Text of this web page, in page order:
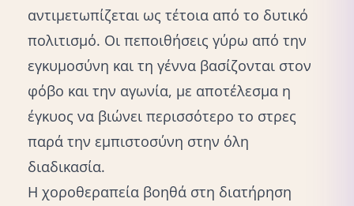
αντιμετωπίζεται ως τέτοια από το δυτικό
πολιτισμό. Οι πεποιθήσεις γύρω από την
εγκυμοσύνη και τη γέννα βασίζονται στον
φόβο και την αγωνία, με αποτέλεσμα η
έγκυος να βιώνει περισσότερο το στρες
παρά την εμπιστοσύνη στην όλη
διαδικασία.
Η χοροθεραπεία βοηθά στη διατήρηση